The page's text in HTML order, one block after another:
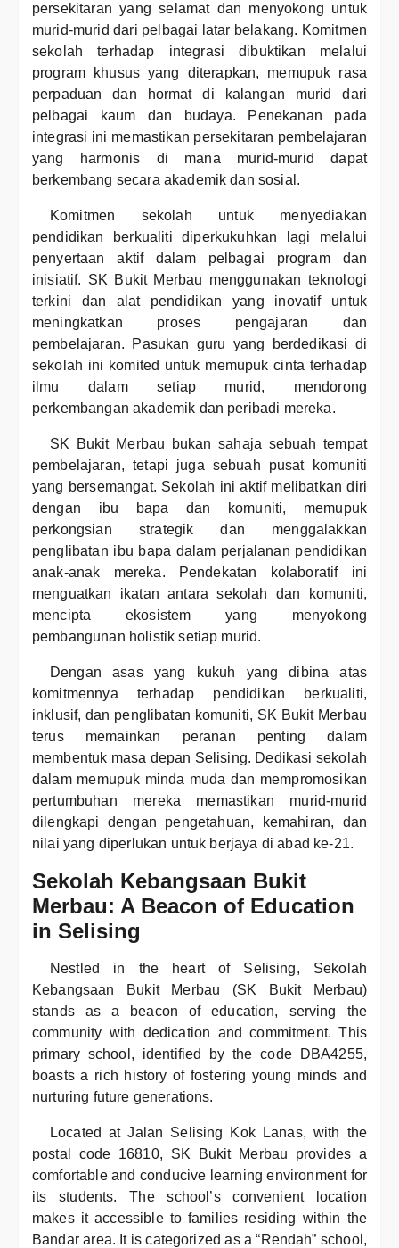
persekitaran yang selamat dan menyokong untuk
murid-murid dari pelbagai latar belakang. Komitmen
sekolah terhadap integrasi dibuktikan melalui
program khusus yang diterapkan, memupuk rasa
perpaduan dan hormat di kalangan murid dari
pelbagai kaum dan budaya. Penekanan pada
integrasi ini memastikan persekitaran pembelajaran
yang harmonis di mana murid-murid dapat
berkembang secara akademik dan sosial.
Komitmen sekolah untuk menyediakan
pendidikan berkualiti diperkukuhkan lagi melalui
penyertaan aktif dalam pelbagai program dan
inisiatif. SK Bukit Merbau menggunakan teknologi
terkini dan alat pendidikan yang inovatif untuk
meningkatkan proses pengajaran dan
pembelajaran. Pasukan guru yang berdedikasi di
sekolah ini komited untuk memupuk cinta terhadap
ilmu dalam setiap murid, mendorong
perkembangan akademik dan peribadi mereka.
SK Bukit Merbau bukan sahaja sebuah tempat
pembelajaran, tetapi juga sebuah pusat komuniti
yang bersemangat. Sekolah ini aktif melibatkan diri
dengan ibu bapa dan komuniti, memupuk
perkongsian strategik dan menggalakkan
penglibatan ibu bapa dalam perjalanan pendidikan
anak-anak mereka. Pendekatan kolaboratif ini
menguatkan ikatan antara sekolah dan komuniti,
mencipta ekosistem yang menyokong
pembangunan holistik setiap murid.
Dengan asas yang kukuh yang dibina atas
komitmennya terhadap pendidikan berkualiti,
inklusif, dan penglibatan komuniti, SK Bukit Merbau
terus memainkan peranan penting dalam
membentuk masa depan Selising. Dedikasi sekolah
dalam memupuk minda muda dan mempromosikan
pertumbuhan mereka memastikan murid-murid
dilengkapi dengan pengetahuan, kemahiran, dan
nilai yang diperlukan untuk berjaya di abad ke-21.
Sekolah Kebangsaan Bukit
Merbau: A Beacon of Education
in Selising
Nestled in the heart of Selising, Sekolah
Kebangsaan Bukit Merbau (SK Bukit Merbau)
stands as a beacon of education, serving the
community with dedication and commitment. This
primary school, identified by the code DBA4255,
boasts a rich history of fostering young minds and
nurturing future generations.
Located at Jalan Selising Kok Lanas, with the
postal code 16810, SK Bukit Merbau provides a
comfortable and conducive learning environment for
its students. The school’s convenient location
makes it accessible to families residing within the
Bandar area. It is categorized as a “Rendah” school,